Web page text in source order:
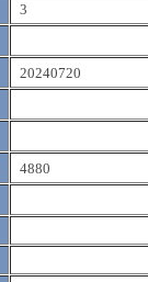
3
20240720
4880